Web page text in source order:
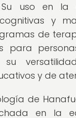
Su uso en la
y
de
para
su
y de
de
en la